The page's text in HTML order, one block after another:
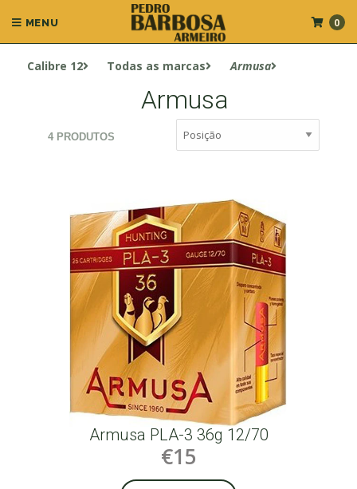
MENU 0
Calibre 12 Todas as marcas Armusa
Armusa
4 PRODUTOS
Armusa PLA-3 36g 12/70
€15